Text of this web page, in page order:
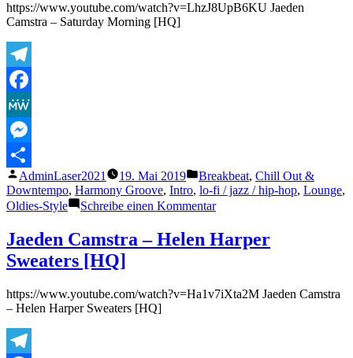
https://www.youtube.com/watch?v=LhzJ8UpB6KU Jaeden
Camstra – Saturday Morning [HQ]
Telegram
Facebook
MeWe
Messenger
Teilen
Veröffentlicht
von
AdminLaser2021 19. Mai 2019
Veröffentlicht
unter
Breakbeat, Chill Out &
Downtempo, Harmony Groove, Intro, lo-fi / jazz / hip-hop, Lounge,
Oldies-Style
Schreibe einen Kommentarzu
Camstra
–
[HQ]
Jaeden Camstra – Helen Harper
Sweaters [HQ]
https://www.youtube.com/watch?v=Ha1v7iXta2M Jaeden Camstra
– Helen Harper Sweaters [HQ]